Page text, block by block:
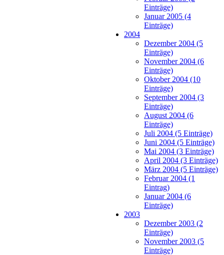
Einträge)
Januar 2005 (4
Einträge)
2004
Dezember 2004 (5
Einträge)
November 2004 (6
Einträge)
Oktober 2004 (10
Einträge)
September 2004 (3
Einträge)
August 2004 (6
Einträge)
Juli 2004 (5 Einträge)
Juni 2004 (5 Einträge)
Mai 2004 (3 Einträge)
April 2004 (3 Einträge)
März 2004 (5 Einträge)
Februar 2004 (1
Eintrag)
Januar 2004 (6
Einträge)
2003
Dezember 2003 (2
Einträge)
November 2003 (5
Einträge)